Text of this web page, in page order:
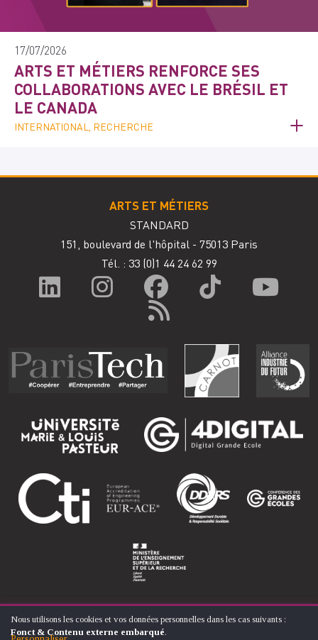
17/07/2026
ARTS ET MÉTIERS RENFORCE SES
COLLABORATIONS AVEC LE BRÉSIL ET
LE CANADA
INTERNATIONAL, RECHERCHE
ARTS ET MÉTIERS
STANDARD
151, boulevard de l'hôpital - 75013 Paris
Tél. : 33 (0)1 44 24 62 99
UTILISATION
DES
Nous utilisons les cookies et vos données personnelles dans les cas suivants :
Fonct & Contenu externe embarqué.